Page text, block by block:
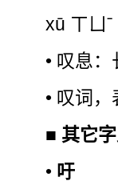
xū ㄒㄩˉ
• 叹息：
• 叹词
■ 其它
• 吁